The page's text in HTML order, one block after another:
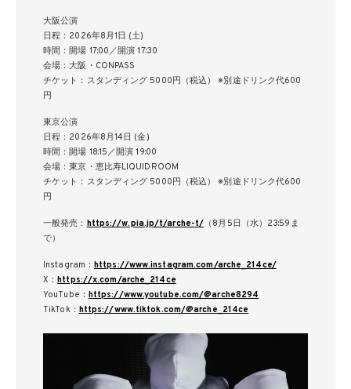
大阪公演
日程：2026年8月1日 (土)
時間：開場 17:00／開演 17:30
会場：大阪・CONPASS
チケット：スタンディング 5000円（税込） ※別途ドリンク代600
円
東京公演
日程：2026年8月14日 (金)
時間：開場 18:15／開演 19:00
会場：東京・恵比寿LIQUIDROOM
チケット：スタンディング 5000円（税込） ※別途ドリンク代600
円
一般発売： https://w.pia.jp/t/arche-t/ （8月5日（水）23:59ま
で）
Instagram： https://www.instagram.com/arche_214ce/
X：https://x.com/arche_214ce
YouTube： https://www.youtube.com/@arche8294
TikTok： https://www.tiktok.com/@arche_214ce